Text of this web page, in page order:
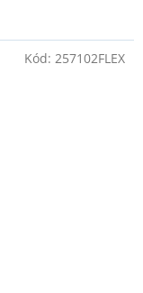
Kód: 257102FLEX